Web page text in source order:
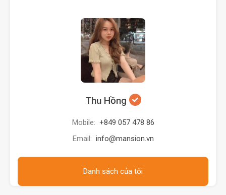
Thu Hồng
Mobile: +849 057 478 86
Email: info@mansion.vn
Danh sách của tôi